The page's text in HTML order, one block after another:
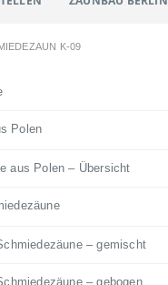
K-09
Polen
aus Polen – Übersicht
– gemischt
– gebogen